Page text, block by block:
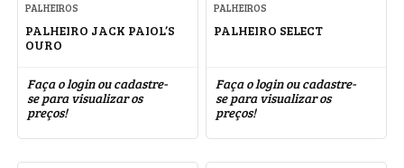
PALHEIROS
PALHEIRO JACK PAIOL’S
OURO
Faça o login ou cadastre-
se para visualizar os
preços!
PALHEIROS
PALHEIRO SELECT
Faça o login ou cadastre-
se para visualizar os
preços!